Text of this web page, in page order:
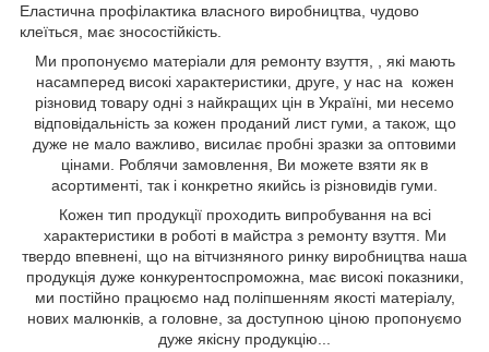
Еластична профілактика власного виробництва, чудово
клеїться, має зносостійкість.
Ми пропонуємо матеріали для ремонту взуття, , які мають
насамперед високі характеристики, друге, у нас на кожен
різновид товару одні з найкращих цін в Україні, ми несемо
відповідальність за кожен проданий лист гуми, а також, що
дуже не мало важливо, висилає пробні зразки за оптовими
цінами. Роблячи замовлення, Ви можете взяти як в
асортименті, так і конкретно якийсь із різновидів гуми.
Кожен тип продукції проходить випробування на всі
характеристики в роботі в майстра з ремонту взуття. Ми
твердо впевнені, що на вітчизняного ринку виробництва наша
продукція дуже конкурентоспроможна, має високі показники,
ми постійно працюємо над поліпшенням якості матеріалу,
нових малюнків, а головне, за доступною ціною пропонуємо
дуже якісну продукцію...